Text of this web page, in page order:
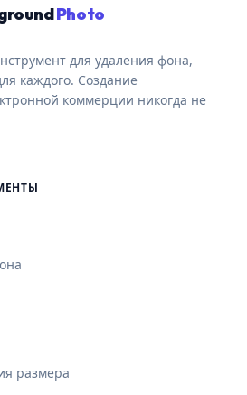
Photo
для удаления фона,
каждого. Создание
коммерции никогда не
размера